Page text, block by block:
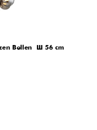
Bollen – Ø 56 cm